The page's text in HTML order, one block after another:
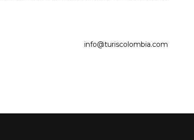
info@turiscolombia.com